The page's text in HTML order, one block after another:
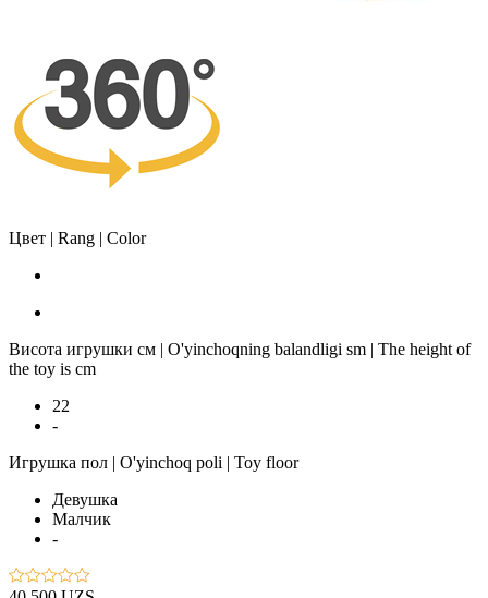
Цвет | Rang | Color
Висота игрушки см | O'yinchoqning balandligi sm | The height of
the toy is cm
22
-
Игрушка пол | O'yinchoq poli | Toy floor
Девушка
Малчик
-